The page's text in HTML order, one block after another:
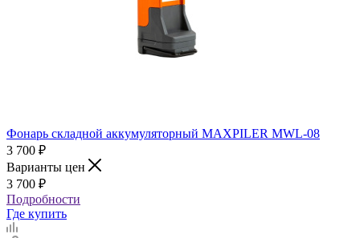
Фонарь складной аккумуляторный MAXPILER MWL-08
3 700 ₽
Варианты цен
3 700 ₽
Подробности
Где купить